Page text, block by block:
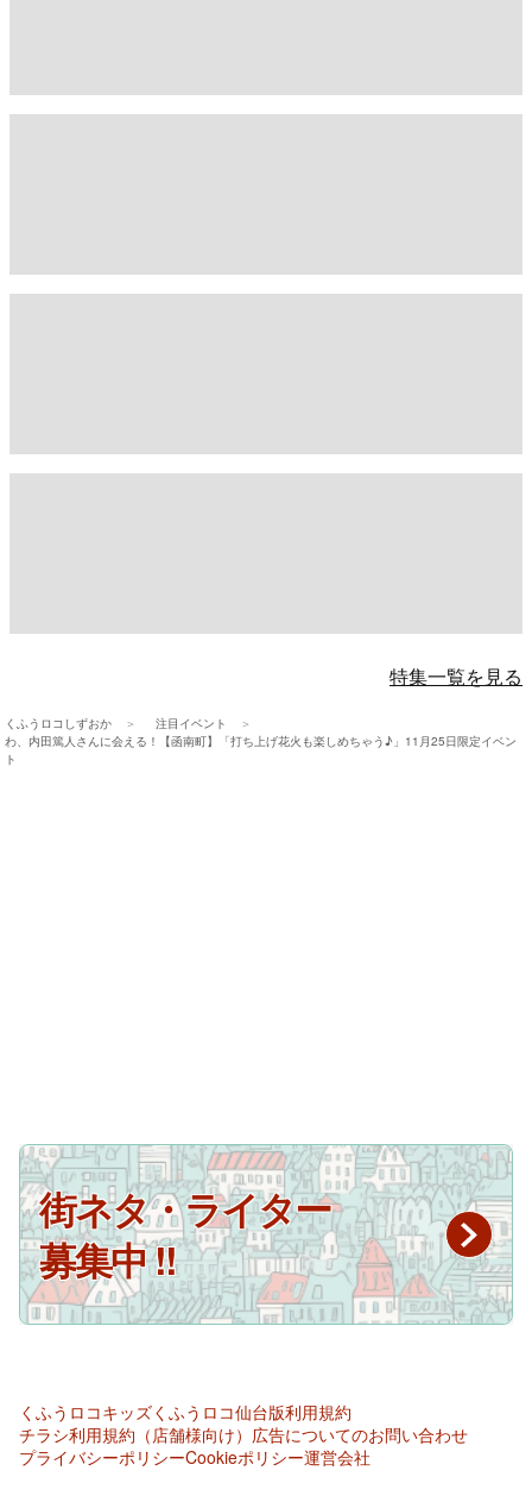
特集一覧を見る
くふうロコしずおか
注目イベント
わ、内田篤人さんに会える！【函南町】「打ち上げ花火も楽しめちゃう♪」11月25日限定イベン
ト
街ネタ・ライター
募集中 !!
くふうロコキッズくふうロコ仙台版利用規約
チラシ利用規約（店舗様向け） 広告についてのお問い合わせ
プライバシーポリシーCookieポリシー運営会社